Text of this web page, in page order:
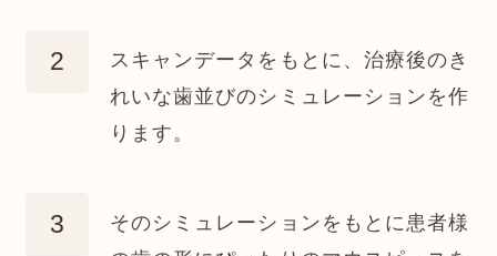
スキャンデータをもとに、治療後のき
れいな歯並びのシミュレーションを作
ります。
そのシミュレーションをもとに患者様